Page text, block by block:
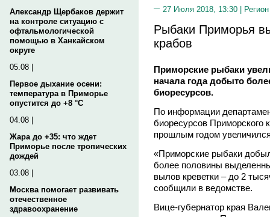
Александр Щербаков держит
на контроле ситуацию с
офтальмологической
помощью в Ханкайском
округе
05.08 |
Первое дыхание осени:
температура в Приморье
опустится до +8 °C
04.08 |
Жара до +35: что ждет
Приморье после тропических
дождей
03.08 |
Москва помогает развивать
отечественное
здравоохранение
27 Июля 2018, 13:30 |
Рыбаки Приморья
крабов
Приморские рыбаки
начала года добыто
биоресурсов.
По информации
биоресурсов Приморского
прошлым годом
«Приморские рыбаки
более половины
вылов креветки – до 2
сообщили в ведомстве.
Вице-губернатор края